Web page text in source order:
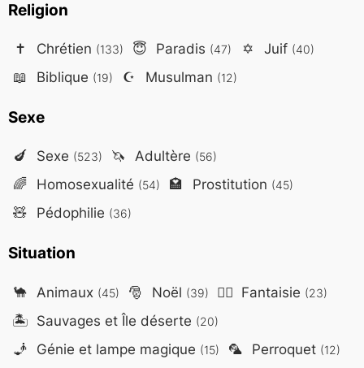
Religion
✝️ Chrétien (133) 😇 Paradis (47) ✡️ Juif (40)
📖 Biblique (19) ☪️ Musulman (12)
Sexe
🍆 Sexe (523) 🦄 Adultère (56)
🌈 Homosexualité (54) 🏩 Prostitution (45)
🧸 Pédophilie (36)
Situation
🐪 Animaux (45) 🎅 Noël (39) 🧙‍♂️ Fantaisie (23)
🏝️ Sauvages et Île déserte (20)
🧞 Génie et lampe magique (15) 🦜 Perroquet (12)